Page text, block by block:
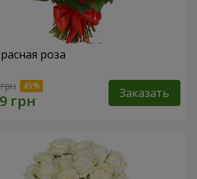
роза
Заказать